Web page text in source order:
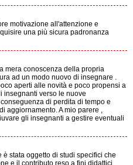
motivazione all'attenzione e
una più sicura padronanza
mera conoscenza della propria
ad un modo nuovo di insegnare .
aperti alle novità e poco propensi a
insegnanti verso le nuove
di perdita di tempo e
aggiornamento. A mio parere ,
gli insegnanti a gestire eventuali
stata oggetto di studi specifici che
e il contributo reso a fini didattici